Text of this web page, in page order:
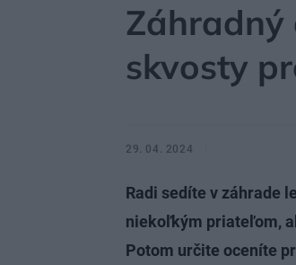
Záhradný
skvosty
29. 04. 2024
Radi sedíte v záhrade
niekoľkým priateľom,
Potom určite oceníte